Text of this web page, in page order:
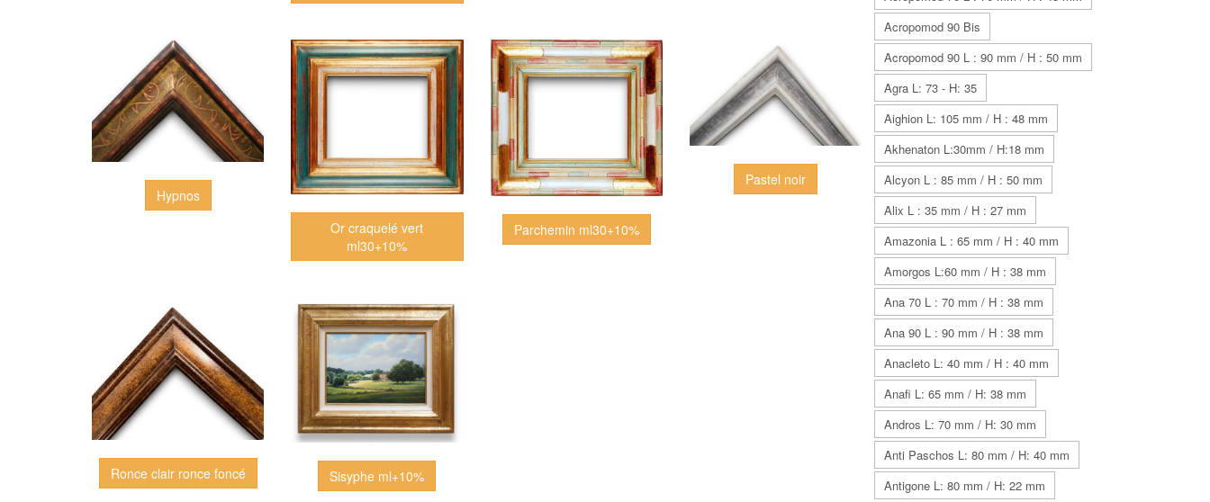
Hypnos
Or craquelé vert
ml30+10%
Parchemin ml30+10%
Pastel noir
Ronce clair ronce foncé Sisyphe ml+10%
Acropomod 90 Bis
Acropomod 90 L : 90 mm / H : 50 mm
Agra L: 73 - H: 35
Aighion L: 105 mm / H : 48 mm
Akhenaton L:30mm / H:18 mm
Alcyon L : 85 mm / H : 50 mm
Alix L : 35 mm / H : 27 mm
Amazonia L : 65 mm / H : 40 mm
Amorgos L:60 mm / H : 38 mm
Ana 70 L : 70 mm / H : 38 mm
Ana 90 L : 90 mm / H : 38 mm
Anacleto L: 40 mm / H : 40 mm
Anafi L: 65 mm / H: 38 mm
Andros L: 70 mm / H: 30 mm
Anti Paschos L: 80 mm / H: 40 mm
Antigone L: 80 mm / H: 22 mm